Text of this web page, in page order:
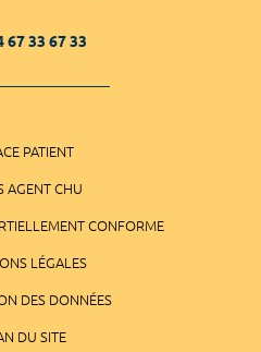
67 33 67 33
PATIENT
AGENT CHU
CONFORME
LÉGALES
DES DONNÉES
DU SITE